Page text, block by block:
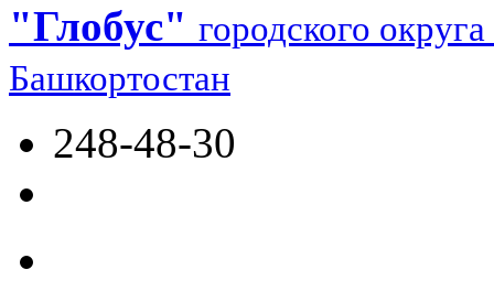
"Глобус" городского
Башкортостан
248-48-30